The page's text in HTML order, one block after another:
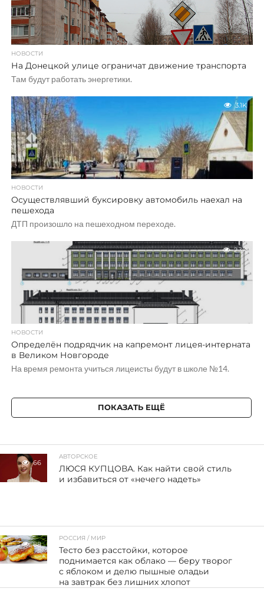
НОВОСТИ
На Донецкой улице ограничат движение транспорта
Там будут работать энергетики.
3.1K
НОВОСТИ
Осуществлявший буксировку автомобиль наехал на
пешехода
ДТП произошло на пешеходном переходе.
2.3K
НОВОСТИ
Определён подрядчик на капремонт лицея-интерната
в Великом Новгороде
На время ремонта учиться лицеисты будут в школе №14.
ПОКАЗАТЬ ЕЩЁ
66
АВТОРСКОЕ
ЛЮСЯ КУПЦОВА. Как найти свой стиль
и избавиться от «нечего надеть»
88
РОССИЯ / МИР
Тесто без расстойки, которое
поднимается как облако — беру творог
с яблоком и делю пышные оладьи
на завтрак без лишних хлопот